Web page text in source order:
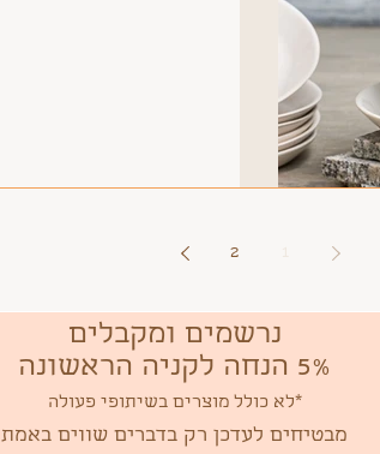
2
נרשמים ומקבלים
5% הנחה לקניה הראשונה
*לא כולל מוצרים בשיתופי פעולה
מבטיחים לעדכן רק בדברים שווים באמת